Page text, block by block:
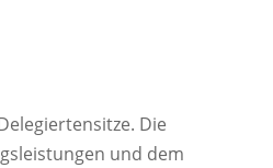
Die
und dem